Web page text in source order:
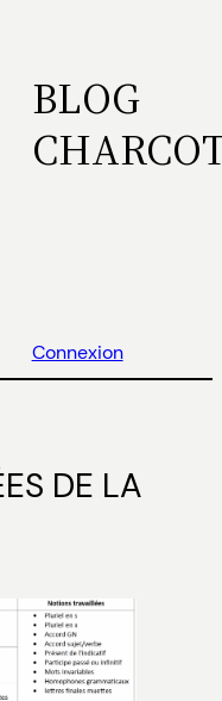
BLOG
Connexion
DE LA